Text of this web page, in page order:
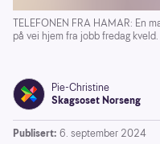
TELEFONEN FRA HAMAR: En
på vei hjem fra jobb fredag kveld.
Pie-Christine
Skagsoset Norseng
Publisert: 6. september 2024